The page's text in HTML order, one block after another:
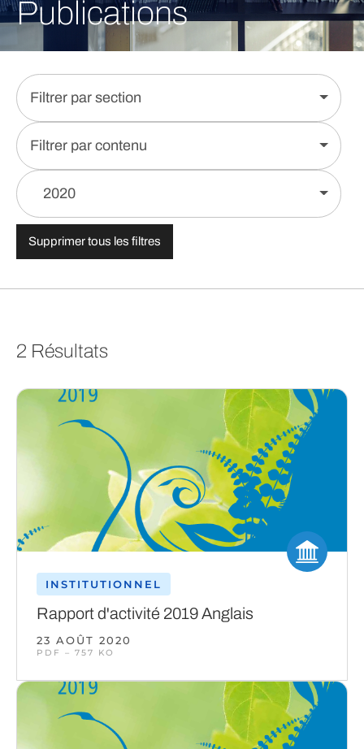
Publications
Filtrer par section
Filtrer par contenu
2020
Supprimer tous les filtres
2 Résultats
INSTITUTIONNEL
Rapport d'activité 2019 Anglais
23 AOÛT 2020
PDF – 757 KO